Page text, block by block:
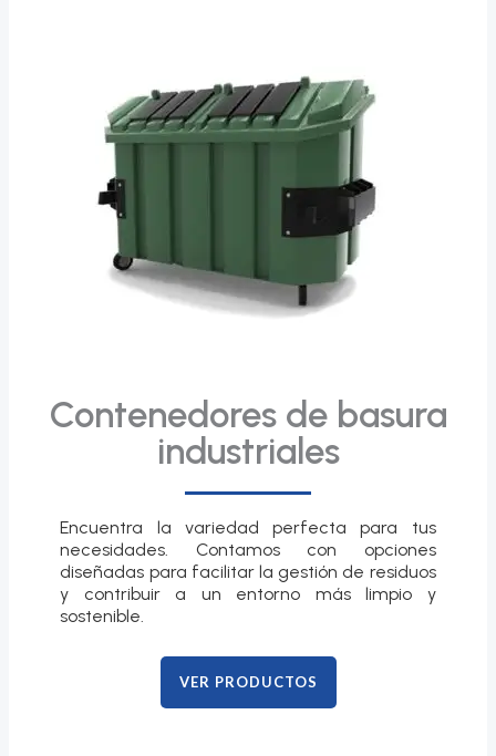
Contenedores de basura
industriales
Encuentra la variedad perfecta para tus
necesidades. Contamos con opciones
diseñadas para facilitar la gestión de residuos
y contribuir a un entorno más limpio y
sostenible.
VER PRODUCTOS